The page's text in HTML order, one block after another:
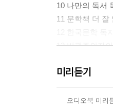
10 나만의 독서
11 문학책 더 잘
13 비관주의자
나오는 글 - 책과
미리듣기
오디오북 미리